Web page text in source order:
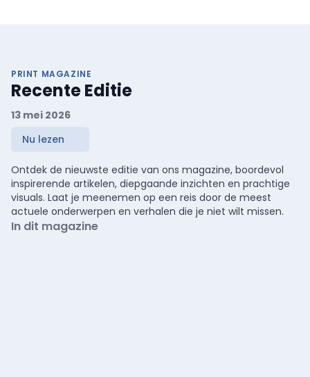
PRINT MAGAZINE
Recente Editie
13 mei 2026
Nu lezen
Ontdek de nieuwste editie van ons magazine, boordevol
inspirerende artikelen, diepgaande inzichten en prachtige
visuals. Laat je meenemen op een reis door de meest
actuele onderwerpen en verhalen die je niet wilt missen.
In dit magazine